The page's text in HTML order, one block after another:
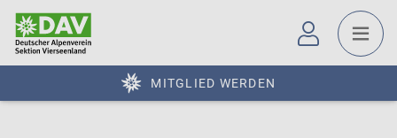
MITGLIED WERDEN